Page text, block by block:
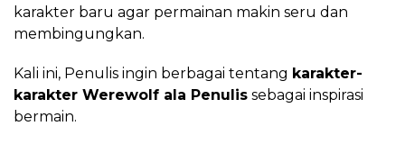
karakter baru agar permainan makin seru dan
membingungkan.
Kali ini, Penulis ingin berbagai tentang karakter-
karakter Werewolf ala Penulis sebagai inspirasi
bermain.